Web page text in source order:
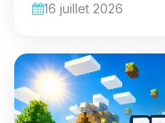
16 juillet 2026